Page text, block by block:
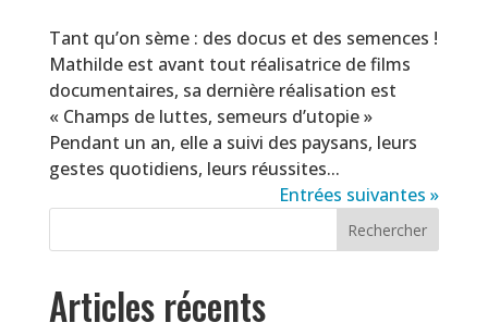
Tant qu’on sème : des docus et des semences !
Mathilde est avant tout réalisatrice de films
documentaires, sa dernière réalisation est
« Champs de luttes, semeurs d’utopie »
Pendant un an, elle a suivi des paysans, leurs
gestes quotidiens, leurs réussites...
Entrées suivantes »
Articles récents